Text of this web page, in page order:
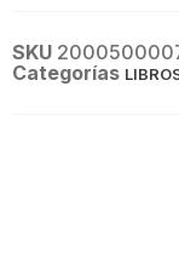
SKU
Categorías